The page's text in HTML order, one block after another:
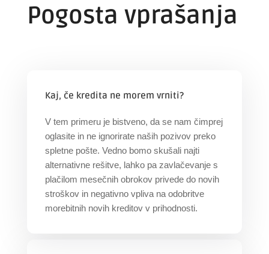
Pogosta vprašanja
Kaj, če kredita ne morem vrniti?
V tem primeru je bistveno, da se nam čimprej
oglasite in ne ignorirate naših pozivov preko
spletne pošte. Vedno bomo skušali najti
alternativne rešitve, lahko pa zavlačevanje s
plačilom mesečnih obrokov privede do novih
stroškov in negativno vpliva na odobritve
morebitnih novih kreditov v prihodnosti.